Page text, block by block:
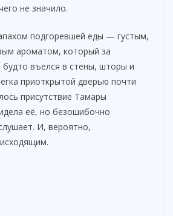
не значило.
подгоревшей еды — густым,
ароматом, который за
будто въелся в стены, шторы и
приоткрытой дверью почти
присутствие Тамары
её, но безошибочно
И, вероятно,